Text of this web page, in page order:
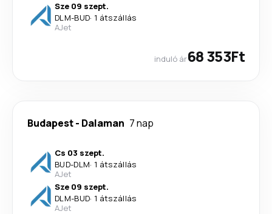
Sze 09 szept.
DLM-BUD· 1 átszállás
AJet
induló ár68 353Ft
Budapest- Dalaman 7 nap
Cs 03 szept.
BUD-DLM· 1 átszállás
AJet
Sze 09 szept.
DLM-BUD· 1 átszállás
AJet